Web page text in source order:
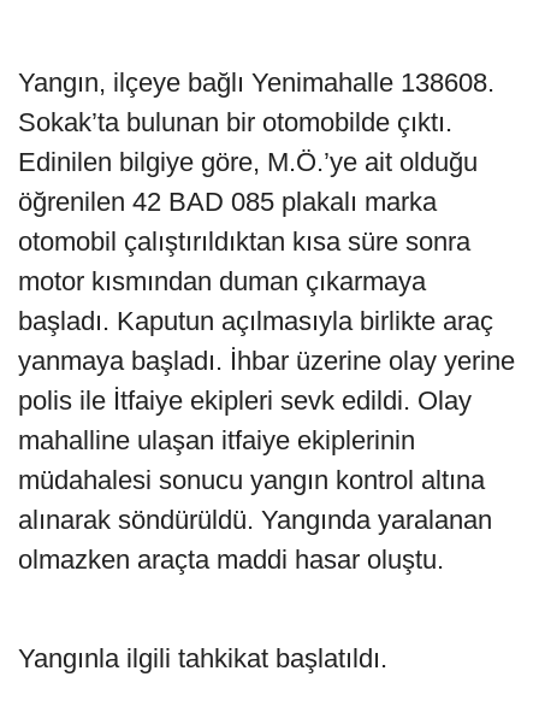
Yangın, ilçeye bağlı Yenimahalle 138608.
Sokak’ta bulunan bir otomobilde çıktı.
Edinilen bilgiye göre, M.Ö.’ye ait olduğu
öğrenilen 42 BAD 085 plakalı marka
otomobil çalıştırıldıktan kısa süre sonra
motor kısmından duman çıkarmaya
başladı. Kaputun açılmasıyla birlikte araç
yanmaya başladı. İhbar üzerine olay yerine
polis ile İtfaiye ekipleri sevk edildi. Olay
mahalline ulaşan itfaiye ekiplerinin
müdahalesi sonucu yangın kontrol altına
alınarak söndürüldü. Yangında yaralanan
olmazken araçta maddi hasar oluştu.
Yangınla ilgili tahkikat başlatıldı.